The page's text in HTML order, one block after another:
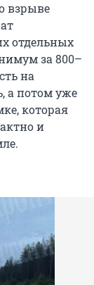
взрыве
отдельных
за 800–
на
а потом уже
которая
и